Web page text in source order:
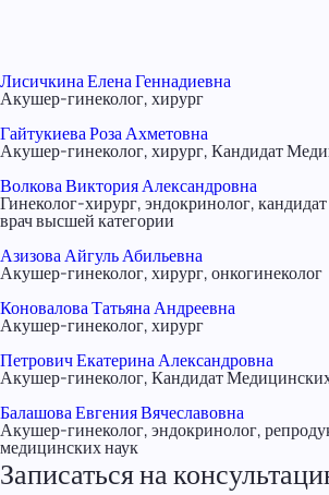
Лисичкина Елена Геннадиевна
Акушер-гинеколог, хирург
Гайтукиева Роза Ахметовна
Акушер-гинеколог, хирург, Кандидат
Волкова Виктория Александровна
Гинеколог-хирург, эндокринолог,
врач высшей категории
Азизова Айгуль Абильевна
Акушер-гинеколог, хирург, онкогинеколог
Коновалова Татьяна Андреевна
Акушер-гинеколог, хирург
Петрович Екатерина Александровна
Акушер-гинеколог, Кандидат
Балашова Евгения Вячеславовна
Акушер-гинеколог, эндокринолог,
медицинских наук
Записаться на